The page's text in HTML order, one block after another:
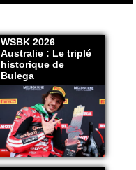
WSBK 2026
Australie : Le triplé
historique de
Bulega